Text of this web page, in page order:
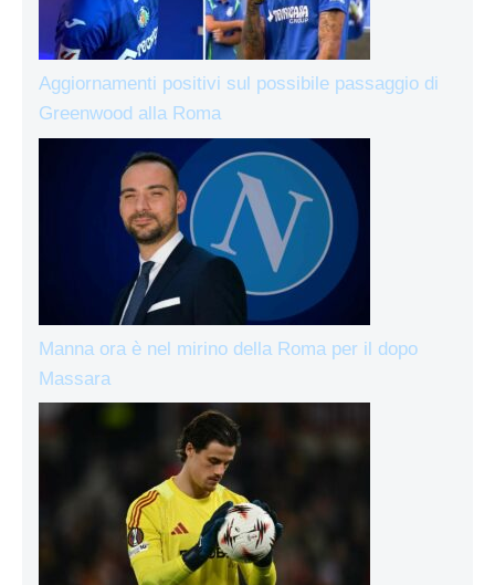
Aggiornamenti positivi sul possibile passaggio di
Greenwood alla Roma
Manna ora è nel mirino della Roma per il dopo
Massara